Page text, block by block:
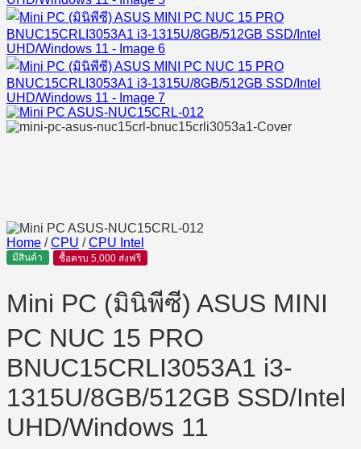
Home / CPU / CPU Intel
มีสินค้า ซื้อครบ 5,000 ส่งฟรี
Mini PC (มินิพีซี) ASUS MINI
PC NUC 15 PRO
BNUC15CRLI3053A1 i3-
1315U/8GB/512GB SSD/Intel
UHD/Windows 11